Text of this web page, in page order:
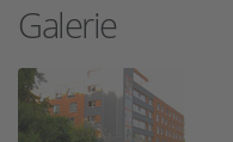
Galerie